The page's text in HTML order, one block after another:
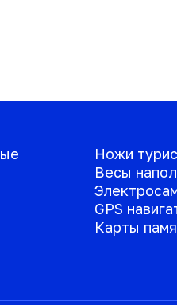
Ножи
Весы
GPS
Карты